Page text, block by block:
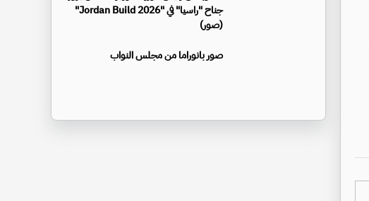
جناح "راسيا" في "Jordan Build 2026"
(صور)
صور بانوراما من مجلس النواب